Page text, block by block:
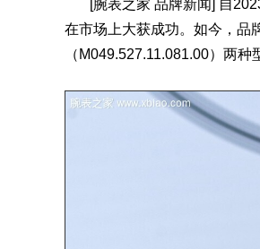
[腕表之家 品牌新闻] 自
在市场上大获成功。如今，品
（M049.527.11.081.00）两种